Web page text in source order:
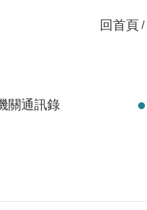
回首頁
關通訊錄